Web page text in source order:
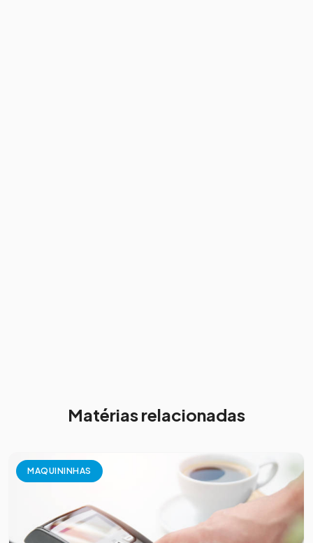
Matérias relacionadas
MAQUININHAS